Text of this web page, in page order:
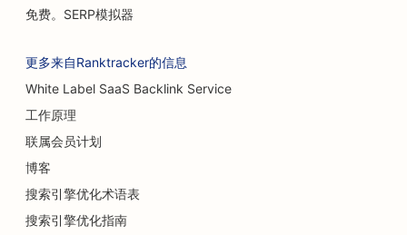
烧伤外科医生的搜索引擎优化
咖啡馆搜索引擎优化
地毯和地板店搜索引擎优化
化学换肤服务的搜索引擎优化
猫咪咖啡馆的搜索引擎优化
免费。SERP模拟器
更多来自Ranktracker的信息
White Label SaaS Backlink Service
工作原理
联属会员计划
博客
搜索引擎优化术语表
搜索引擎优化指南